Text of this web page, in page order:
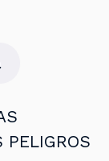
PELIGROS